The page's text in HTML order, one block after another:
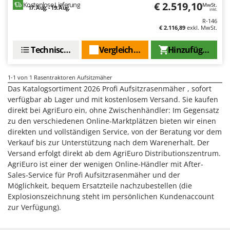
Heckenscheren
Hochdruckreiniger
Holzbacköfen Außenbereich für Pizza und Braten
Holzspalter
Hubwagen
K
Kabelpflüge für die Drainage
Kartoffellegemaschine für Traktoren
Kartoffelroder für Traktoren
Kehrmaschinen
Kettensägen
Comet
CTEK
D
Dal Degan
DCG
Deca
DeWalt
Di Martino
Diavola Pro
Diesse
Docma
Dominion
Kostenlose Lieferung
17. Aug. - 19. Aug. € 2.519,10MwSt.
inkl.
R-146
€ 2.116,89 exkl. MwSt.
Hinzufügen
Vergleichen Sie
Technische Daten
1-1 von 1 Rasentraktoren Aufsitzmäher
Das Katalogsortiment 2026 Profi Aufsitzrasenmäher , sofort
verfügbar ab Lager und mit kostenlosem Versand. Sie kaufen
direkt bei AgriEuro ein, ohne Zwischenhändler: Im Gegensatz
zu den verschiedenen Online-Marktplätzen bieten wir einen
direkten und vollständigen Service, von der Beratung vor dem
Verkauf bis zur Unterstützung nach dem Warenerhalt. Der
Versand erfolgt direkt ab dem AgriEuro Distributionszentrum.
AgriEuro ist einer der wenigen Online-Händler mit After-
Sales-Service für Profi Aufsitzrasenmäher und der
Möglichkeit, bequem Ersatzteile nachzubestellen (die
Explosionszeichnung steht im persönlichen Kundenaccount
zur Verfügung).